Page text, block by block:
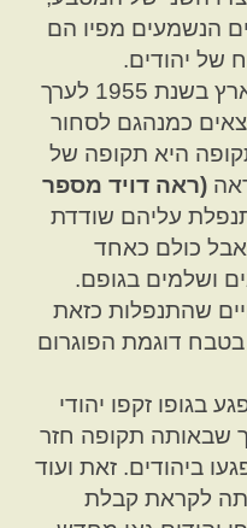
הנשמעים מפיו הם
של יהודים.
תקופה קצרה לפני העלייה לארץ בשנת 1955 לערך
כמנהגם לסחור
היא תקופה של
(ראה דויד מספר
עליהם שודדת
כולם כאחד
ושלמים בגופם.
שהתנפלות כזאת
דוגמת הפוגרום
בגופו זקפו יהודי
שבאותה תקופה חזר
ביהודים. זאת ועוד
לקראת קבלת